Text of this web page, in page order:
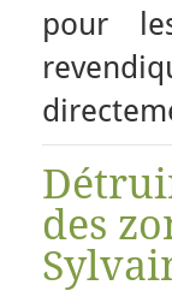
pour
des